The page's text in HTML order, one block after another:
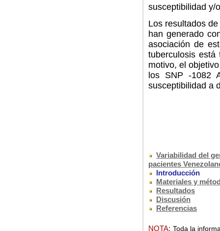
susceptibilidad y/
Los resultados
han generado
asociación de
tuberculosis está
motivo,el
los SNP -1082
susceptibilidad a
Variabilidad del
pacientes
Introducción
Materiales y
Resultados
Discusión
Referencias
NOTA: Toda la